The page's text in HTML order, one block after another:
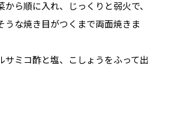
ら順に入れ、じっくりと弱火で、
うな焼き目がつくまで両面焼きま
サミコ酢と塩、こしょうをふって出